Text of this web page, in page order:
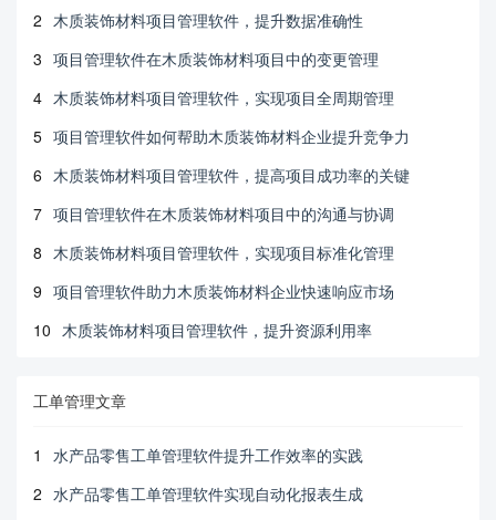
2 木质装饰材料项目管理软件，提升数据准确性
3 项目管理软件在木质装饰材料项目中的变更管理
4 木质装饰材料项目管理软件，实现项目全周期管理
5 项目管理软件如何帮助木质装饰材料企业提升竞争力
6 木质装饰材料项目管理软件，提高项目成功率的关键
7 项目管理软件在木质装饰材料项目中的沟通与协调
8 木质装饰材料项目管理软件，实现项目标准化管理
9 项目管理软件助力木质装饰材料企业快速响应市场
10 木质装饰材料项目管理软件，提升资源利用率
工单管理文章
1
水产品零售工单管理软件提升工作效率的实践
2 水产品零售工单管理软件实现自动化报表生成